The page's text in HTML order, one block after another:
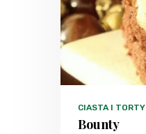
CIASTA I TORTY
Bounty